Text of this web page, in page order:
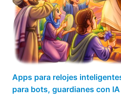
Apps para relojes
para bots, guardianes con